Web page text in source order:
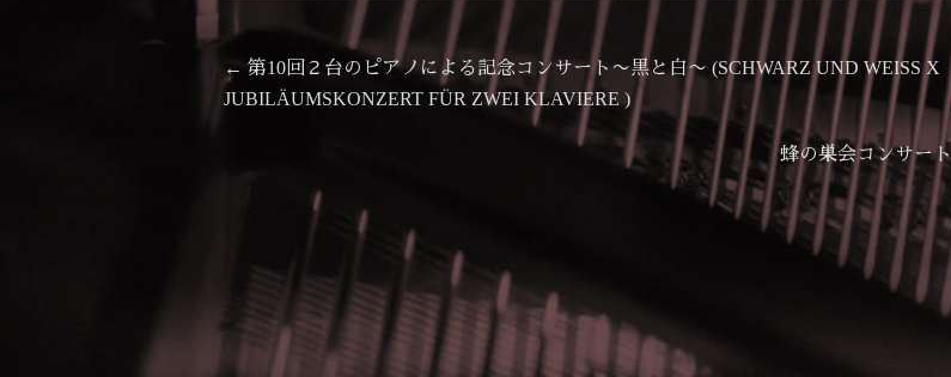
投
稿
ョ
← 前
の
第10回２台のピアノによる記念コンサート〜黒と白〜 (SCHWARZ UND WEISS X
JUBILÄUMSKONZERT FÜR ZWEI KLAVIERE )
次
の
投
稿:
蜂の巣会コンサート